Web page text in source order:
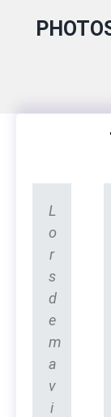
L
o
r
s
d
e
m
a
v
i